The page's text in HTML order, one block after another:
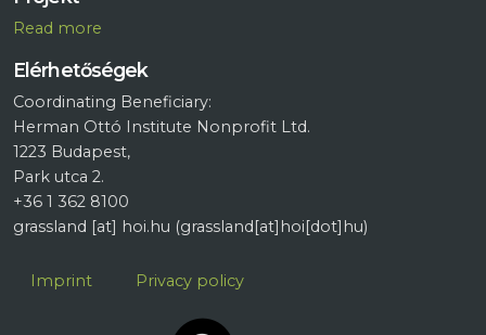
Read more
Elérhetőségek
Coordinating Beneficiary:
Herman Ottó Institute Nonprofit Ltd.
1223 Budapest,
Park utca 2.
+36 1 362 8100
grassland [at] hoi.hu (grassland[at]hoi[dot]hu)
Lábléc
Imprint Privacy policy